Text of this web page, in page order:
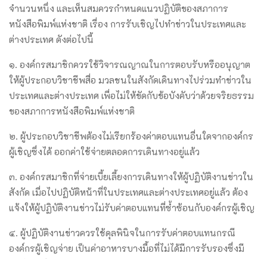
จำนวนหนึ่ง และเห็นสมควรกำหนดแนวปฏิบัติของสภาการ
หนังสือพิมพ์แห่งชาติ เรื่อง การรับเชิญไปทำข่าวในประเทศและ
ต่างประเทศ ดังต่อไปนี้
๑. องค์กรสมาชิกควรใช้วิจารณญาณในการตอบรับหรืออนุญาต
ให้ผู้ประกอบวิชาชีพสื่อ มวลชนในสังกัดเดินทางไปร่วมทำข่าวใน
ประเทศและต่างประเทศ เพื่อไม่ให้ขัดกับข้อบังคับว่าด้วยจริยธรรม
ของสภาการหนังสือพิมพ์แห่งชาติ
๒. ผู้ประกอบวิชาชีพต้องไม่เรียกร้องค่าตอบแทนอื่นใดจากองค์กร
ผู้เชิญซึ่งได้ ออกค่าใช้จ่ายตลอดการเดินทางอยู่แล้ว
๓. องค์กรสมาชิกที่จ่ายเบี้ยเลี้ยงการเดินทางให้ผู้ปฏิบัติงานข่าวใน
สังกัด เมื่อไปปฏิบัติหน้าที่ในประเทศและต่างประเทศอยู่แล้ว ต้อง
แจ้งให้ผู้ปฏิบัติงานข่าวไม่รับค่าตอบแทนที่ซ้ำซ้อนกับองค์กรผู้เชิญ
๔. ผู้ปฏิบัติงานข่าวควรใช้ดุลพินิจในการรับค่าตอบแทนกรณี
องค์กรผู้เชิญจ่าย เป็นค่าอาหารบางมื้อที่ไม่ได้มีการรับรองซึ่งมี